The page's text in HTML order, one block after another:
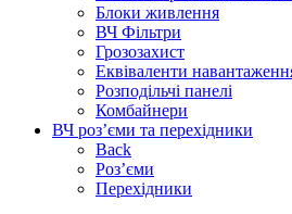
Блоки живлення
ВЧ Фільтри
Грозозахист
Еквіваленти
Розподільчі панелі
Комбайнери
ВЧ роз’єми та перехідники
Back
Роз’єми
Перехідники